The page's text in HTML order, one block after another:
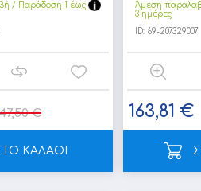
/ Παράδoση 1 έως
47,50 €
ΚΑΛΑΘΙ
Άμεση
3 ημέρες
ID: 69-207329007
163,81 €